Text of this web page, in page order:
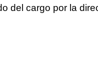
del cargo por la